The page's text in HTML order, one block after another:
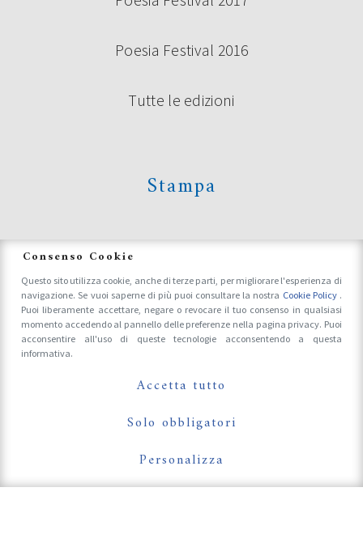
Poesia Festival 2016
Tutte le edizioni
Stampa
Accrediti Stampa e Fotografi
Follow Us On
Consenso Cookie
Questo sito utilizza cookie, anche di terze parti, per migliorare l'esperienza di
navigazione. Se vuoi saperne di più puoi consultare la nostra Cookie Policy .
Puoi liberamente accettare, negare o revocare il tuo consenso in qualsiasi
momento accedendo al pannello delle preferenze nella pagina privacy. Puoi
acconsentire all'uso di queste tecnologie acconsentendo a questa
informativa.
Accetta tutto
Solo obbligatori
Personalizza